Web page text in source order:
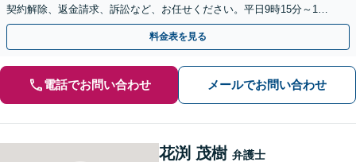
契約解除、返金請求、訴訟など、お任せください。平日9時15分～19
時・土曜10時～12時【青葉通一番町駅5分】
料金表を見る
電話でお問い合わせ メールでお問い合わせ
花渕 茂樹 弁護士